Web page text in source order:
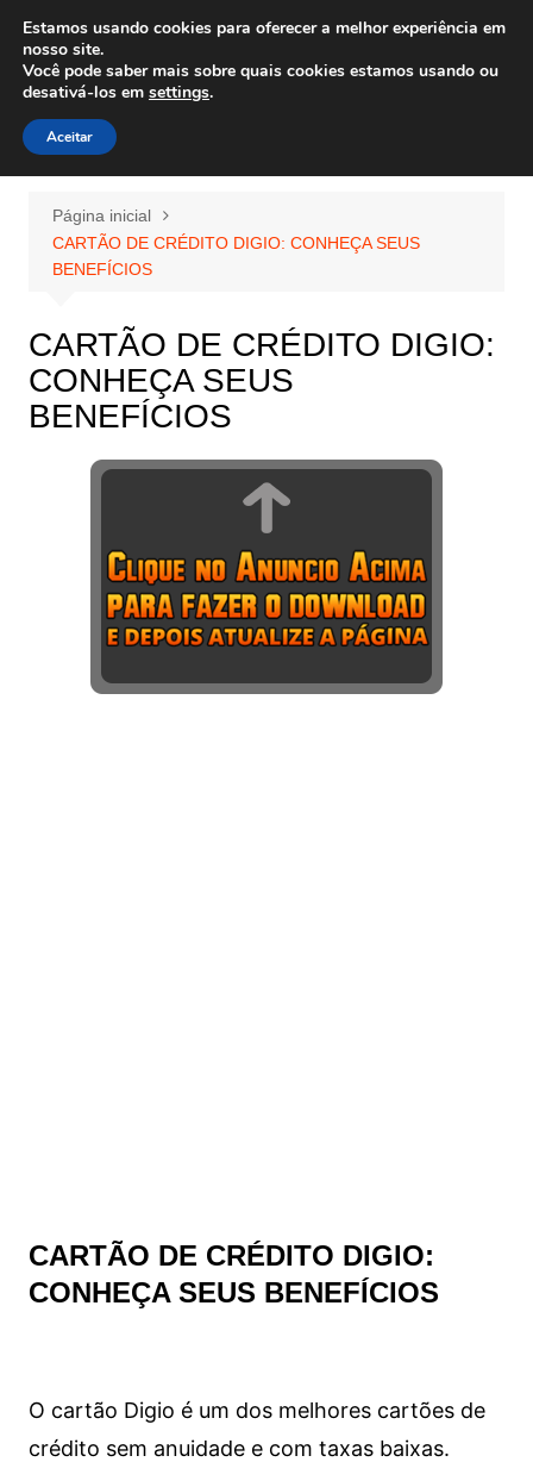
para
conteúdo
Wiley Wales
corais algas e vida marinha
Página inicial
CARTÃO DE CRÉDITO DIGIO: CONHEÇA SEUS
BENEFÍCIOS
CARTÃO DE CRÉDITO DIGIO:
CONHEÇA SEUS
BENEFÍCIOS
CARTÃO DE CRÉDITO DIGIO:
CONHEÇA SEUS BENEFÍCIOS
O cartão Digio é um dos melhores cartões de
crédito sem anuidade e com taxas baixas.
Estamos usando cookies para oferecer a melhor experiência em
nosso site.
Você pode saber mais sobre quais cookies estamos usando ou
desativá-los em settings.
Aceitar